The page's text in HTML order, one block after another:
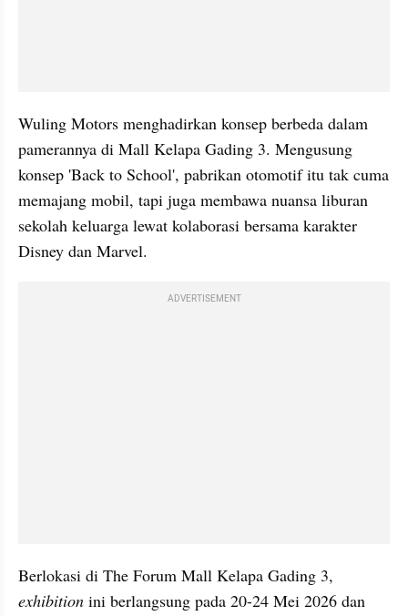
Wuling Motors menghadirkan konsep berbeda dalam
pamerannya di Mall Kelapa Gading 3. Mengusung
konsep 'Back to School', pabrikan otomotif itu tak cuma
memajang mobil, tapi juga membawa nuansa liburan
sekolah keluarga lewat kolaborasi bersama karakter
Disney dan Marvel.
ADVERTISEMENT
exhibition ini berlangsung pada 20-24 Mei 2026 dan